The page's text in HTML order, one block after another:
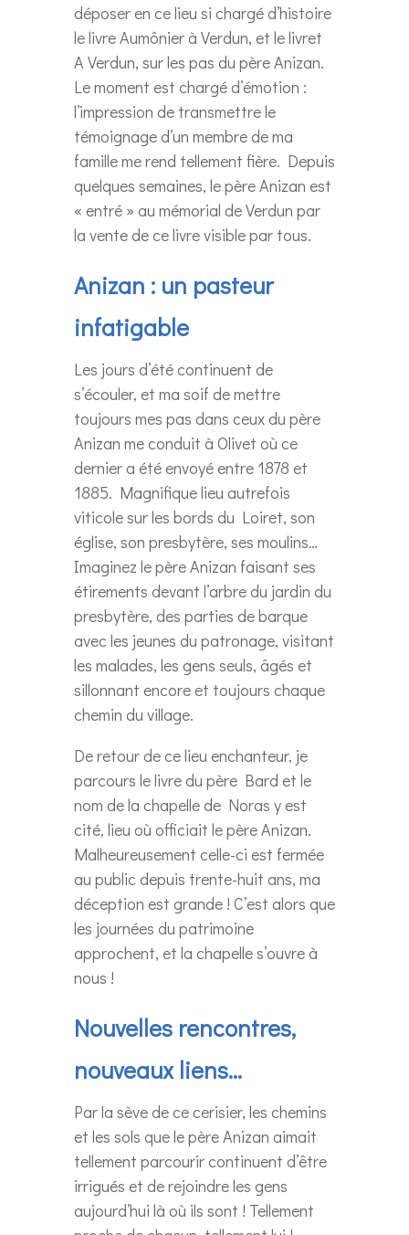
déposer en ce lieu si chargé d’histoire
le livre Aumônier à Verdun, et le livret
A Verdun, sur les pas du père Anizan.
Le moment est chargé d’émotion :
l’impression de transmettre le
témoignage d’un membre de ma
famille me rend tellement fière. Depuis
quelques semaines, le père Anizan est
« entré » au mémorial de Verdun par
la vente de ce livre visible par tous.
Anizan : un pasteur
infatigable
Les jours d’été continuent de
s’écouler, et ma soif de mettre
toujours mes pas dans ceux du père
Anizan me conduit à Olivet où ce
dernier a été envoyé entre 1878 et
1885. Magnifique lieu autrefois
viticole sur les bords du Loiret, son
église, son presbytère, ses moulins…
Imaginez le père Anizan faisant ses
étirements devant l’arbre du jardin du
presbytère, des parties de barque
avec les jeunes du patronage, visitant
les malades, les gens seuls, âgés et
sillonnant encore et toujours chaque
chemin du village.
De retour de ce lieu enchanteur, je
parcours le livre du père Bard et le
nom de la chapelle de Noras y est
cité, lieu où officiait le père Anizan.
Malheureusement celle-ci est fermée
au public depuis trente-huit ans, ma
déception est grande ! C’est alors que
les journées du patrimoine
approchent, et la chapelle s’ouvre à
nous !
Nouvelles rencontres,
nouveaux liens…
Par la sève de ce cerisier, les chemins
et les sols que le père Anizan aimait
tellement parcourir continuent d’être
irrigués et de rejoindre les gens
aujourd’hui là où ils sont ! Tellement